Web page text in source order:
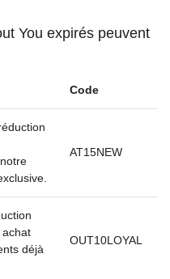
You expirés peuvent
Code
AT15NEW
achat
déjà
OUT10LOYAL